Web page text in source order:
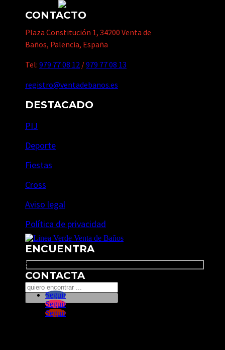
CONTACTO
Plaza Constitución 1, 34200 Venta de
Baños, Palencia, España
Tel: 979 77 08 12 /979 77 08 13
registro@ventadebanos.es
DESTACADO
PIJ
Deporte
Fiestas
Cross
Aviso legal
Política de privacidad
ENCUENTRA
Search
CONTACTA
Seguir
Seguir
Seguir